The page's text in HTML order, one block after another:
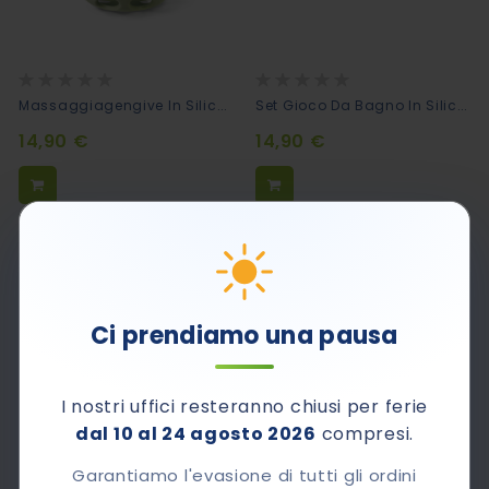
Ci prendiamo una pausa
I nostri uffici resteranno chiusi per ferie
dal 10 al 24 agosto 2026 compresi.
Garantiamo l'evasione di tutti gli ordini
0% Massaggiagengive In Silicone Bite&Play Gallina
14,90 €
0% Set Gioco Da Bagno In Silicone Bite&Play - Bath
14,90 €